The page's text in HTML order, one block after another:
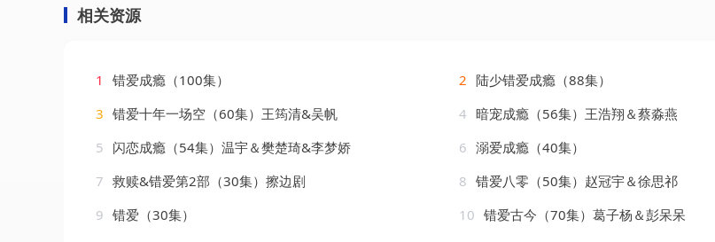
相关资源
1 错爱成瘾（100集） 2 陆少错爱成瘾（88集）
3 错爱十年一场空（60集）王筠清&吴帆 4 暗宠成瘾（56集）王浩翔＆蔡淼燕
5 闪恋成瘾（54集）温宇＆樊楚琦&李梦娇 6 溺爱成瘾（40集）
7 救赎&错爱第2部（30集）擦边剧 8 错爱八零（50集）赵冠宇＆徐思祁
9 错爱（30集） 10 错爱古今（70集）葛子杨＆彭呆呆